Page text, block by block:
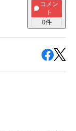
コメン
ト
0件